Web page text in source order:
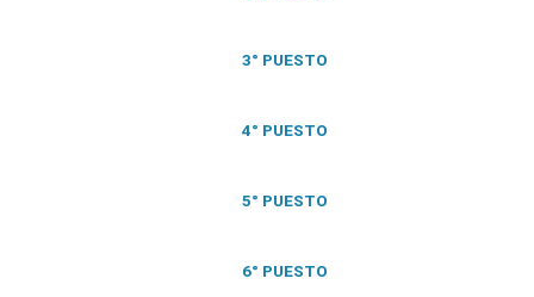
3° PUESTO
4° PUESTO
5° PUESTO
6° PUESTO